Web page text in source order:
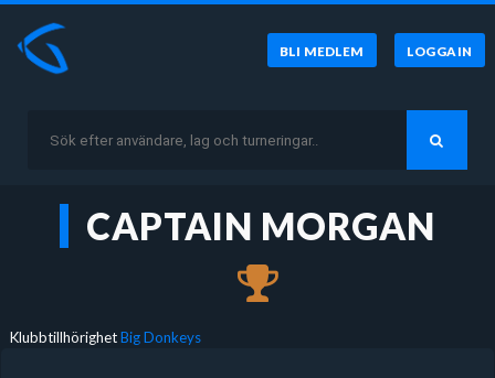
BLI MEDLEM LOGGA IN
CAPTAIN MORGAN
KlubbtillhörighetBig Donkeys